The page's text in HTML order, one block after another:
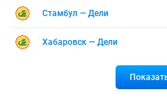
Стамбул — Дели
Хабаровск — Дели